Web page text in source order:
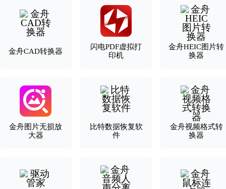
金舟CAD转换器
闪电PDF虚拟打
印机
金舟HEIC图片转
换器
金舟图片无损放
大器
比特数据恢复软
件
金舟视频格式转
换器